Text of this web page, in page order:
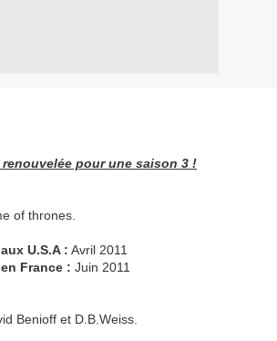
pour une saison 3 !
of thrones.
U.S.A : Avril 2011
France : Juin 2011
Benioff et D.B.Weiss.